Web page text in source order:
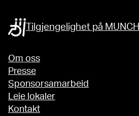
Tilgjengelighet på MUNCH
Om oss
Presse
Sponsorsamarbeid
Leie lokaler
Kontakt